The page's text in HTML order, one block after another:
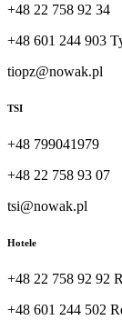
+48 22 758 92 34
+48 601 244 903
tiopz@nowak.pl
TSI
+48 799041979
+48 22 758 93 07
tsi@nowak.pl
Hotele
+48 22 758 92 92
+48 601 244 502